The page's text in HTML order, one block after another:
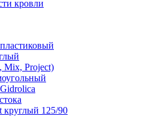
кровли
Mix, Project)
круглый 125/90